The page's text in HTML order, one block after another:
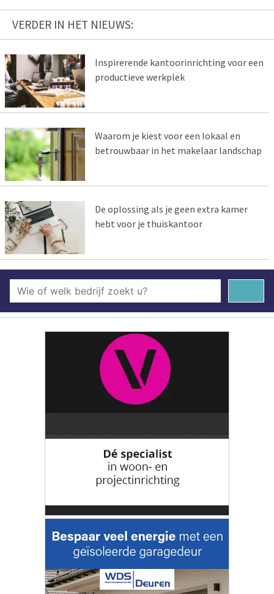
VERDER IN HET NIEUWS:
Inspirerende kantoorinrichting voor een
productieve werkplek
Waarom je kiest voor een lokaal en
betrouwbaar in het makelaar landschap
De oplossing als je geen extra kamer
hebt voor je thuiskantoor